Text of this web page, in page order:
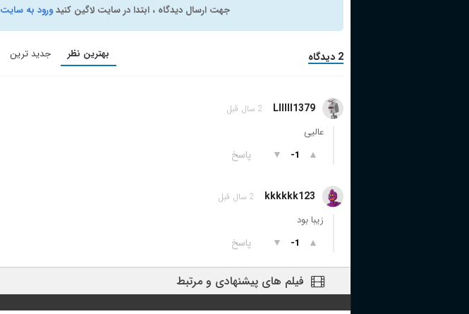
جهت ارسال دیدگاه ، ابتدا در سایت لاگین کنیدورود به سایت
2 دیدگاه بهترین نظر جدید ترین
Llllll1379 2 سال قبل
عالیی
▲
-1
▼ پاسخ
kkkkkk123 2 سال قبل
زیبا بود
▲
-1
▼ پاسخ
فیلم های پیشنهادی و مرتبط